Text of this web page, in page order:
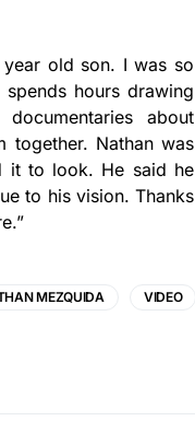
old son. I was so
hours drawing
about
together. Nathan was
it to look. He said he
to his vision. Thanks
MEZQUIDA VIDEO